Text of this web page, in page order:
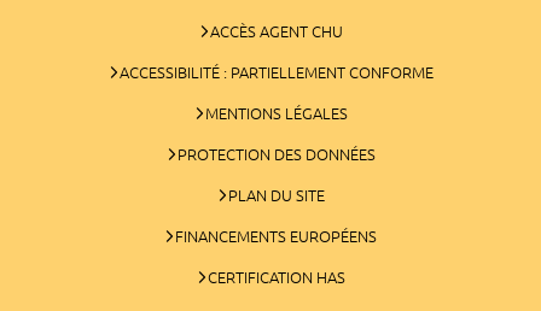
ACCÈS AGENT CHU
ACCESSIBILITÉ : PARTIELLEMENT CONFORME
MENTIONS LÉGALES
PROTECTION DES DONNÉES
PLAN DU SITE
FINANCEMENTS EUROPÉENS
CERTIFICATION HAS